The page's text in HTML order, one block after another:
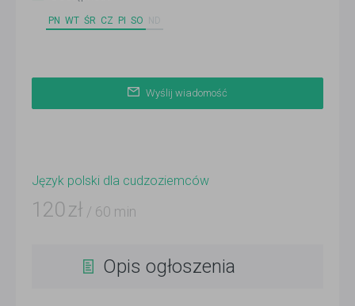
PN WT ŚR CZ PI SO
Wyślij wiadomość
Język polski dla cudzoziemców
120 zł / 60 min
Opis ogłoszenia